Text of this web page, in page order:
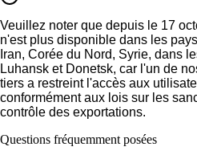
Veuillez noter que depuis le 17
n'est plus disponible dans les
Iran, Corée du Nord, Syrie, dans
Luhansk etDonetsk, car l'un de
tiers a restreint l'accès aux
conformément aux lois sur les
contrôle des exportations.
Questions fréquemment posées